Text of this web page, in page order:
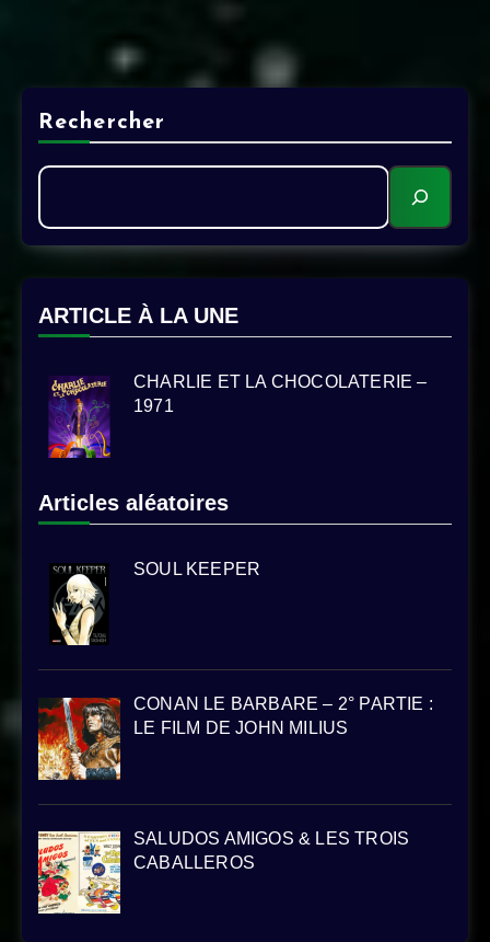
Rechercher
ARTICLE À LA UNE
CHARLIE ET LA CHOCOLATERIE –
1971
Articles aléatoires
SOUL KEEPER
CONAN LE BARBARE – 2° PARTIE :
LE FILM DE JOHN MILIUS
SALUDOS AMIGOS & LES TROIS
CABALLEROS